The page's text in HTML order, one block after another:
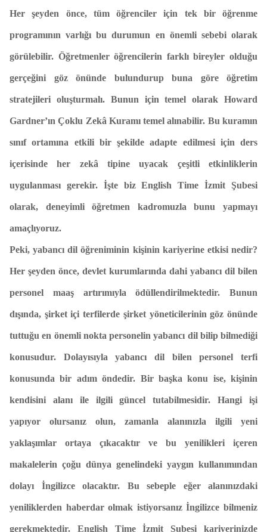
Her şeyden önce, tüm öğrenciler için tek bir öğrenme
programının varlığı bu durumun en önemli sebebi olarak
görülebilir. Öğretmenler öğrencilerin farklı bireyler olduğu
gerçeğini göz önünde bulundurup buna göre öğretim
stratejileri oluşturmalı. Bunun için temel olarak Howard
Gardner’ın Çoklu Zekâ Kuramı temel alınabilir. Bu kuramın
sınıf ortamına etkili bir şekilde adapte edilmesi için ders
içerisinde her zekâ tipine uyacak çeşitli etkinliklerin
uygulanması gerekir. İşte biz English Time İzmit Şubesi
olarak, deneyimli öğretmen kadromuzla bunu yapmayı
amaçlıyoruz.
Peki, yabancı dil öğreniminin kişinin kariyerine etkisi nedir?
Her şeyden önce, devlet kurumlarında dahi yabancı dil bilen
personel maaş artırımıyla ödüllendirilmektedir. Bunun
dışında, şirket içi terfilerde şirket yöneticilerinin göz önünde
tuttuğu en önemli nokta personelin yabancı dil bilip bilmediği
konusudur. Dolayısıyla yabancı dil bilen personel terfi
konusunda bir adım öndedir. Bir başka konu ise, kişinin
kendisini alanı ile ilgili güncel tutabilmesidir. Hangi işi
yapıyor olursanız olun, zamanla alanınızla ilgili yeni
yaklaşımlar ortaya çıkacaktır ve bu yenilikleri içeren
makalelerin çoğu dünya genelindeki yaygın kullanımından
dolayı İngilizce olacaktır. Bu sebeple eğer alanınızdaki
yeniliklerden haberdar olmak istiyorsanız İngilizce bilmeniz
gerekmektedir. English Time İzmit Şubesi kariyerinizde